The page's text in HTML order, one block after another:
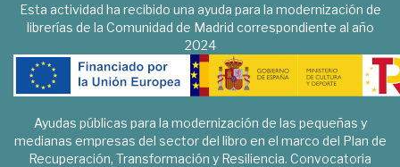
Esta actividad ha recibido una ayuda para la modernización de
librerías de la Comunidad de Madrid correspondiente al año
2024
Ayudas públicas para la modernización de las pequeñas y
medianas empresas del sector del libro en el marco del Plan de
Recuperación, Transformación y Resiliencia. Convocatoria